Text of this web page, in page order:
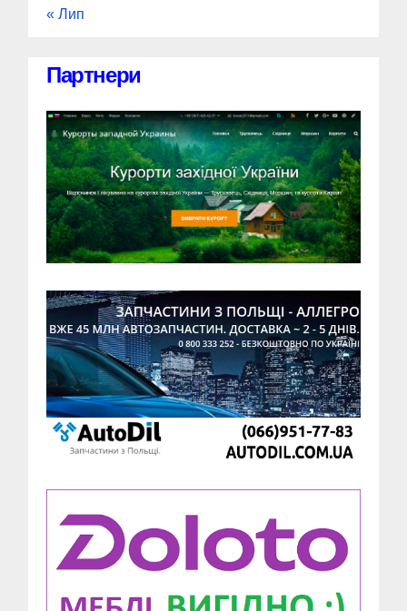
« Лип
Партнери